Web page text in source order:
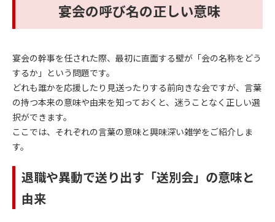
宴会の呼び名の正しい意味
宴会の幹事を任された際、最初に直面する壁が「会の名称をどう
するか」という問題です。
どれも誰かを応援したり見送ったりする前向きな会ですが、言葉
の持つ本来の意味や由来を知っておくと、迷うことなく正しい選
択ができます。
ここでは、それぞれの言葉の意味と興味深い雑学をご紹介しま
す。
退職や異動で送り出す「送別会」の意味と
由来